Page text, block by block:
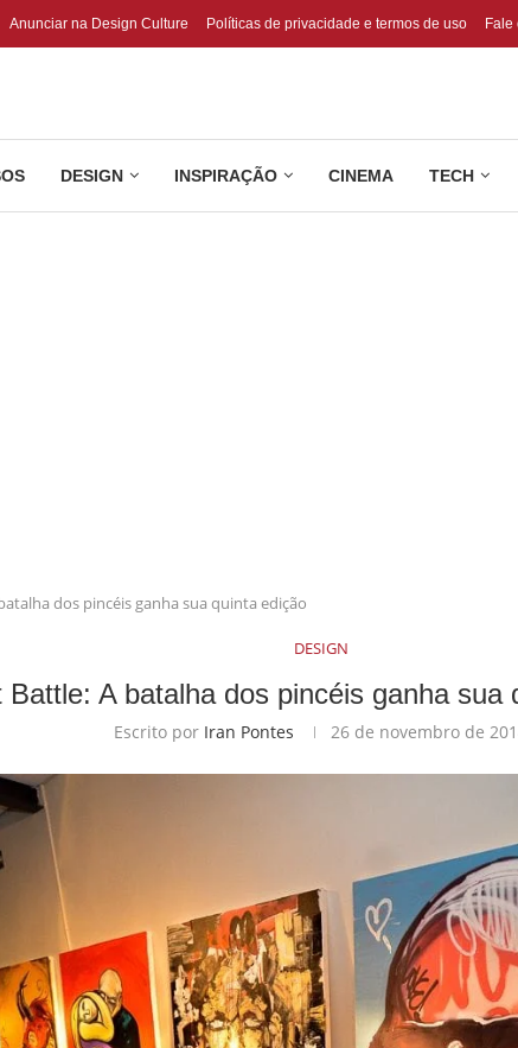
Anunciar na Design Culture Políticas de privacidade e termos de uso Fale
DESIGN INSPIRAÇÃO CINEMA TECH
dos pincéis ganha sua quinta edição
DESIGN
Battle: A batalha dos pincéis ganha sua
Escrito por Iran Pontes 26 de novembro de